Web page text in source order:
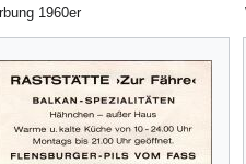
1960er